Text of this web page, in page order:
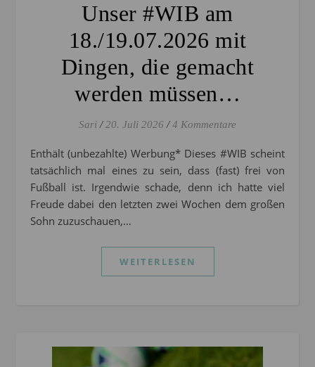
Unser #WIB am
18./19.07.2026 mit
Dingen, die gemacht
werden müssen…
Sari / 20. Juli 2026 / 4 Kommentare
Enthält (unbezahlte) Werbung* Dieses #WIB scheint
tatsächlich mal eines zu sein, dass (fast) frei von
Fußball ist. Irgendwie schade, denn ich hatte viel
Freude dabei den letzten zwei Wochen dem großen
Sohn zuzuschauen,…
WEITERLESEN